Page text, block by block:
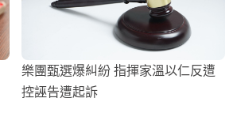
樂團甄選爆糾紛 指揮家溫以仁反遭
控誣告遭起訴